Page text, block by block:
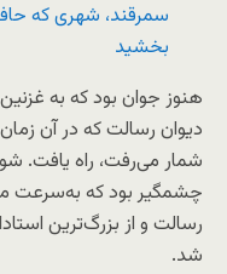
سمرقند، شهری که
بخشید
هنوز جوان بود که به
دیوان رسالت که در آن
شمار می‌رفت، راه یافت.
چشمگیر بود که به‌سرعت
رسالت و از بزرگ‌ترین
شد.